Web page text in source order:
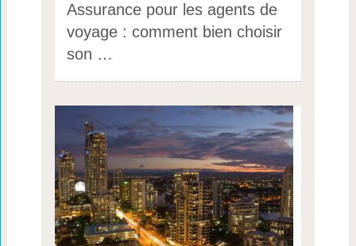
Assurance pour les agents de
voyage : comment bien choisir
son …